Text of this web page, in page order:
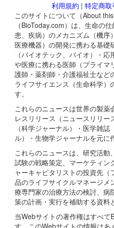
利用規約 | 特定商
このサイトについて（About
（BioToday.com）は、生命の
患、疾病）のメカニズム（機序
医療機器）の開発に携わる基礎
（バイオテック、バイオ）・
や医療に携わる医師（プライマ
護師・薬剤師・介護福祉士など
ライフサイエンス（生命科学）
す。
これらのニュースは世界の製
レスリリース（ニュースリリ
（科学ジャーナル）・医学雑
ル）・生物学ジャーナルを元に
これらのニュースは、研究活動
試験の戦略策定、マーケティン
ャーキャピタリストの投資先
品のライフサイクルマネージメ
療専門家の治療方法の検討、病
策の計画・実行を補助する資料
当Webサイトの著作権はすべて